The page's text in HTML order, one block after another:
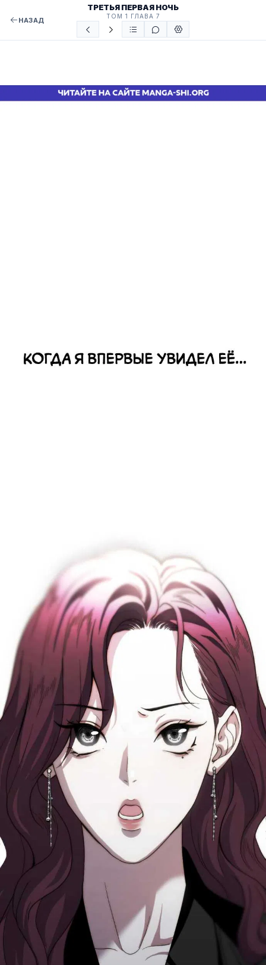
НАЗАД
ТРЕТЬЯ ПЕРВАЯ НОЧЬ
ТОМ 1 ГЛАВА 7